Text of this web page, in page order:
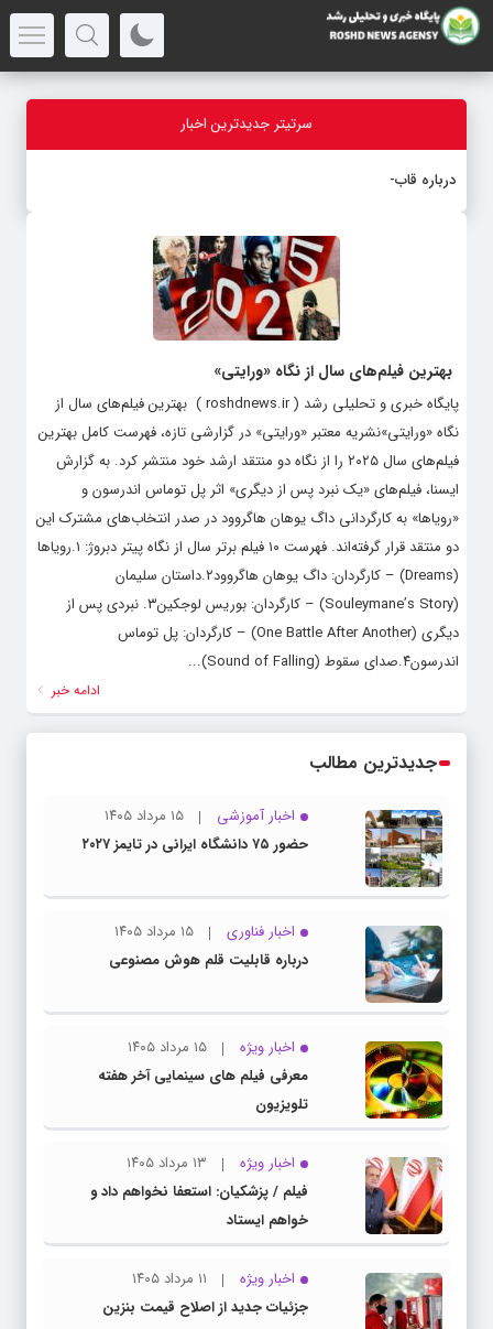
سرتیتر جدیدترین اخبار
درباره قابلیت ق
بهترین فیلم‌های سال از نگاه «ورایتی»
پایگاه خبری و تحلیلی رشد ( roshdnews.ir ) بهترین فیلم‌های سال از
نگاه «ورایتی»نشریه معتبر «ورایتی» در گزارشی تازه، فهرست کامل بهترین
فیلم‌های سال ۲۰۲۵ را از نگاه دو منتقد ارشد خود منتشر کرد. به گزارش
ایسنا، فیلم‌های «یک نبرد پس از دیگری» اثر پل توماس اندرسون و
«رویاها» به کارگردانی داگ یوهان هاگروود در صدر انتخاب‌های مشترک این
دو منتقد قرار گرفته‌اند. فهرست ۱۰ فیلم برتر سال از نگاه پیتر دبروژ: ۱.رویاها
(Dreams) – کارگردان: داگ یوهان هاگروود۲.داستان سلیمان
(Souleymane’s Story) – کارگردان: بوریس لوجکین۳. نبردی پس از
دیگری (One Battle After Another) – کارگردان: پل توماس
اندرسون۴.صدای سقوط (Sound of Falling)...
ادامه خبر
جدیدترین مطالب
اخبار آموزشی
۱۵ مرداد ۱۴۰۵
حضور ۷۵ دانشگاه ایرانی در تایمز ۲۰۲۷
اخبار فناوری
۱۵ مرداد ۱۴۰۵
درباره قابلیت قلم هوش مصنوعی
اخبار ویژه
۱۵ مرداد ۱۴۰۵
معرفی فیلم های سینمایی آخر هفته
تلویزیون
اخبار ویژه
۱۳ مرداد ۱۴۰۵
فیلم / پزشکیان: استعفا نخواهم داد و
خواهم ایستاد
اخبار ویژه
۱۱ مرداد ۱۴۰۵
جزئیات جدید از اصلاح قیمت بنزین